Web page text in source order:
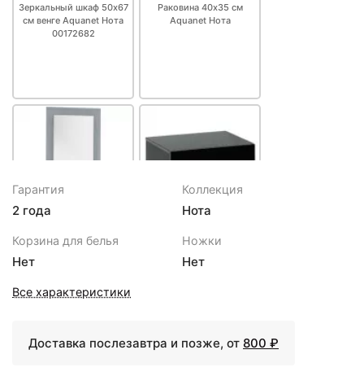
Зеркальный шкаф 50х67
см венге Aquanet Нота
00172682
Раковина 40х35 см
Aquanet Нота
5743 ₽
Зеркало Aquanet Нота
50 159095 с подсветкой
5910 ₽
Тумба подкатная черный
57 см Aquanet Нота
Гарантия
2 года
Коллекция
Нота
Корзина для белья
Нет
Ножки
Нет
Все характеристики
Доставка послезавтра и позже, от 800 ₽